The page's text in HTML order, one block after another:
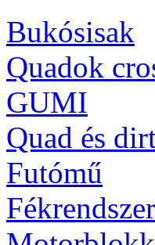
Bukósisak
Quadok
GUMI
Quad és
Futómű
Fékrendszer